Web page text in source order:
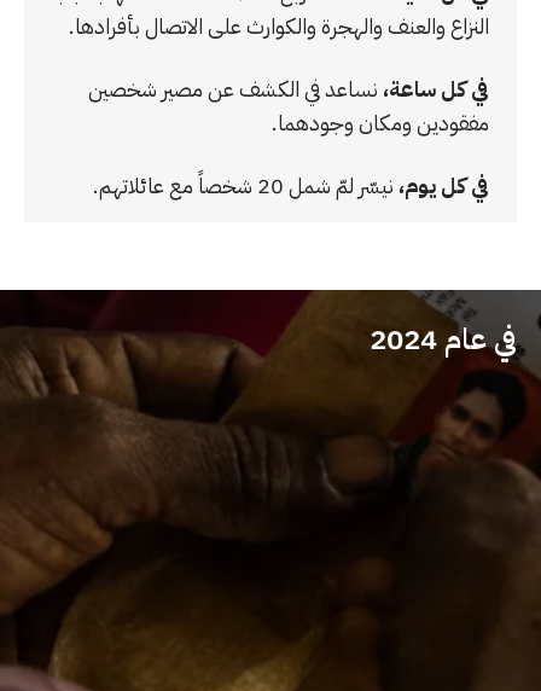
النزاع والعنف والهجرة والكوارث على الاتصال بأفرادها.
في كل ساعة، نساعد في الكشف عن مصير شخصين
مفقودين ومكان وجودهما.
في كل يوم، نيسّر لمّ شمل 20 شخصاً مع عائلاتهم.
في عام 2024